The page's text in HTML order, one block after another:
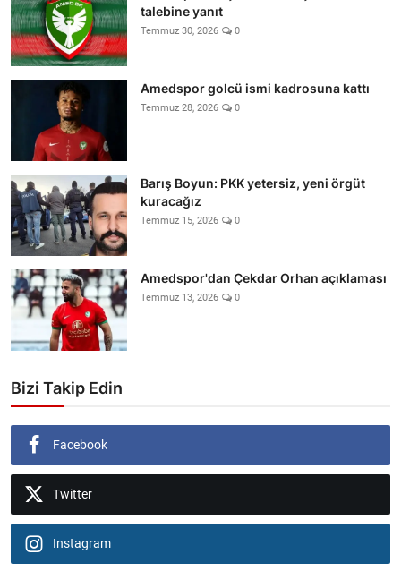
talebine yanıt
Temmuz 30, 2026 0
Amedspor golcü ismi kadrosuna kattı
Temmuz 28, 2026 0
Barış Boyun: PKK yetersiz, yeni örgüt
kuracağız
Temmuz 15, 2026 0
Amedspor'dan Çekdar Orhan açıklaması
Temmuz 13, 2026 0
Bizi Takip Edin
Facebook
Twitter
Instagram